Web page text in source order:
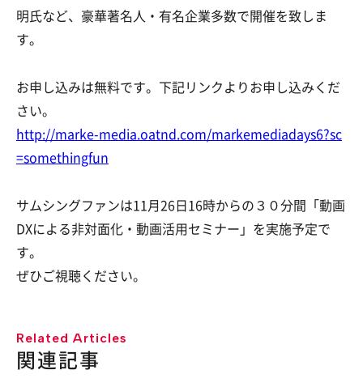
明氏など、豪華著名人・有名企業多数で開催を致しま
す。
お申し込みは無料です。下記リンクよりお申し込みくだ
さい。
http://marke-media.oatnd.com/markemediadays6?sc
=somethingfun
サムシングファンは11月26日16時からの３０分間「動画
DXによる非対面化・動画活用セミナー」を実施予定で
す。
ぜひご視聴ください。
Related Articles
関連記事